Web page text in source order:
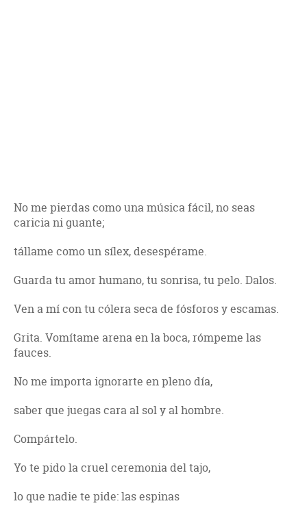
No me pierdas como una música fácil, no seas
caricia ni guante;
tállame como un sílex, desespérame.
Guarda tu amor humano, tu sonrisa, tu pelo. Dalos.
Ven a mí con tu cólera seca de fósforos y escamas.
Grita. Vomítame arena en la boca, rómpeme las
fauces.
No me importa ignorarte en pleno día,
saber que juegas cara al sol y al hombre.
Compártelo.
Yo te pido la cruel ceremonia del tajo,
lo que nadie te pide: las espinas